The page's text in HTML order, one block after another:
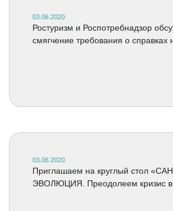
03.06.2020
Ростуризм и Роспотребнадзор
смягчение требования о справках
03.06.2020
Приглашаем на круглый стол
ЭВОЛЮЦИЯ. Преодолеем кризис